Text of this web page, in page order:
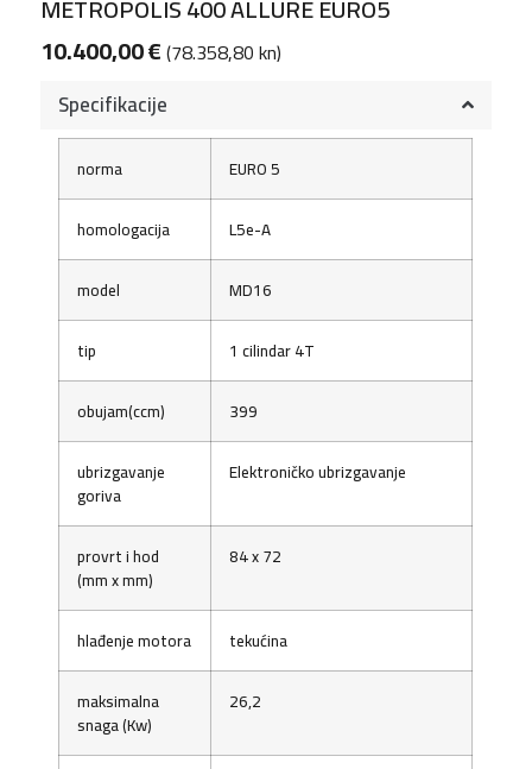
METROPOLIS 400 ALLURE EURO5
10.400,00€(78.358,80 kn)
Specifikacije
norma
EURO 5
homologacija
L5e-A
model
MD16
tip
1 cilindar 4T
obujam(ccm)
399
ubrizgavanje
goriva
Elektroničko ubrizgavanje
provrt i hod
(mm x mm)
84 x 72
hlađenje motora
tekućina
maksimalna
snaga (Kw)
26,2